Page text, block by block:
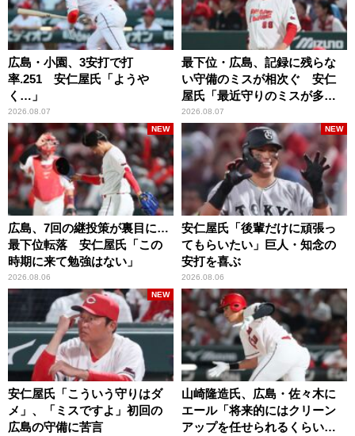
広島・小園、3安打で打
率.251 安仁屋氏「ようや
く…」
2026.08.07
最下位・広島、記録に残らな
い守備のミスが相次ぐ 安仁
屋氏「最近守りのミスが多
い」
2026.08.07
広島、7回の継投策が裏目に…
最下位転落 安仁屋氏「この
時期に来て勉強はない」
2026.08.06
NEW
安仁屋氏「後輩だけに頑張っ
てもらいたい」巨人・知念の
安打を喜ぶ
2026.08.06
NEW
安仁屋氏「こういう守りはダ
メ」、「ミスですよ」初回の
広島の守備に苦言
NEW
山崎隆造氏、広島・佐々木に
エール「将来的にはクリーン
アップを任せられるくらいま